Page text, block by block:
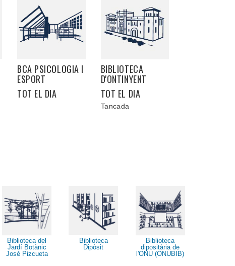
BCA PSICOLOGIA I
ESPORT
TOT EL DIA
BIBLIOTECA
D'ONTINYENT
TOT EL DIA
Tancada
Biblioteca del
Jardí Botànic
José Pizcueta
Biblioteca
Dipòsit
Biblioteca
dipositària de
l'ONU (ONUBIB)